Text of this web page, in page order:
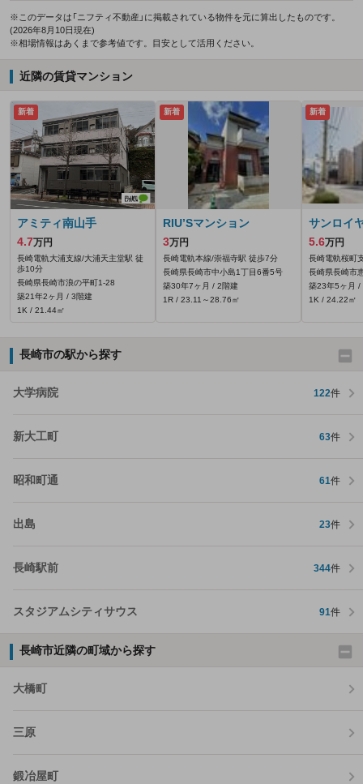
※このデータは「ニフティ不動産」に掲載されている物件を元に算出したものです。
(2026年8月10日現在)
※相場情報はあくまで参考値です。目安として活用ください。
近隣の賃貸マンション
新着
アミティ南山手
4.7万円
長崎電軌大浦支線/大浦天主堂駅 徒
歩10分
長崎県長崎市浪の平町1-28
築21年2ヶ月 / 3階建
1K / 21.44㎡
新着
RIU’Sマンション
3万円
長崎電軌本線/崇福寺駅 徒歩7分
長崎県長崎市中小島1丁目6番5号
築30年7ヶ月 / 2階建
1R / 23.11～28.76㎡
新着
サンロイ
5.6万円
長崎電軌桜町
長崎県長崎市
築23年5ヶ月 /
1K / 24.22㎡
長崎市の駅から探す
大学病院 122件
新大工町 63件
昭和町通 61件
出島 23件
長崎駅前 344件
スタジアムシティサウス 91件
長崎市近隣の町域から探す
大橋町
三原
鍛冶屋町